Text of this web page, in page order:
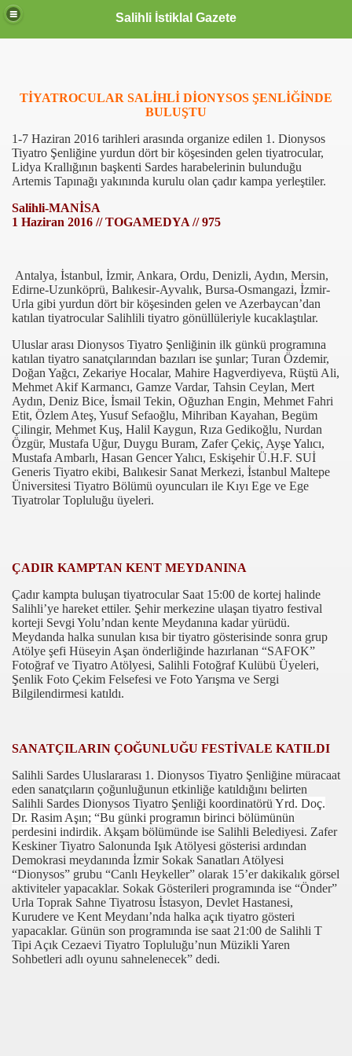
Salihli İstiklal Gazete
TİYATROCULAR SALİHLİ DİONYSOS ŞENLİĞİNDE
BULUŞTU
1-7 Haziran 2016 tarihleri arasında organize edilen 1. Dionysos
Tiyatro Şenliğine yurdun dört bir köşesinden gelen tiyatrocular,
Lidya Krallığının başkenti Sardes harabelerinin bulunduğu
Artemis Tapınağı yakınında kurulu olan çadır kampa yerleştiler.
Salihli-MANİSA
1 Haziran 2016 // TOGAMEDYA // 975
Antalya, İstanbul, İzmir, Ankara, Ordu, Denizli, Aydın, Mersin,
Edirne-Uzunköprü, Balıkesir-Ayvalık, Bursa-Osmangazi, İzmir-
Urla gibi yurdun dört bir köşesinden gelen ve Azerbaycan’dan
katılan tiyatrocular Salihlili tiyatro gönüllüleriyle kucaklaştılar.
Uluslar arası Dionysos Tiyatro Şenliğinin ilk günkü programına
katılan tiyatro sanatçılarından bazıları ise şunlar; Turan Özdemir,
Doğan Yağcı, Zekariye Hocalar, Mahire Hagverdiyeva, Rüştü Ali,
Mehmet Akif Karmancı, Gamze Vardar, Tahsin Ceylan, Mert
Aydın, Deniz Bice, İsmail Tekin, Oğuzhan Engin, Mehmet Fahri
Etit, Özlem Ateş, Yusuf Sefaoğlu, Mihriban Kayahan, Begüm
Çilingir, Mehmet Kuş, Halil Kaygun, Rıza Gedikoğlu, Nurdan
Özgür, Mustafa Uğur, Duygu Buram, Zafer Çekiç, Ayşe Yalıcı,
Mustafa Ambarlı, Hasan Gencer Yalıcı, Eskişehir Ü.H.F. SUİ
Generis Tiyatro ekibi, Balıkesir Sanat Merkezi, İstanbul Maltepe
Üniversitesi Tiyatro Bölümü oyuncuları ile Kıyı Ege ve Ege
Tiyatrolar Topluluğu üyeleri.
ÇADIR KAMPTAN KENT MEYDANINA
Çadır kampta buluşan tiyatrocular Saat 15:00 de kortej halinde
Salihli’ye hareket ettiler. Şehir merkezine ulaşan tiyatro festival
korteji Sevgi Yolu’ndan kente Meydanına kadar yürüdü.
Meydanda halka sunulan kısa bir tiyatro gösterisinde sonra grup
Atölye şefi Hüseyin Aşan önderliğinde hazırlanan “SAFOK”
Fotoğraf ve Tiyatro Atölyesi, Salihli Fotoğraf Kulübü Üyeleri,
Şenlik Foto Çekim Felsefesi ve Foto Yarışma ve Sergi
Bilgilendirmesi katıldı.
SANATÇILARIN ÇOĞUNLUĞU FESTİVALE KATILDI
Salihli Sardes Uluslararası 1. Dionysos Tiyatro Şenliğine müracaat
eden sanatçıların çoğunluğunun etkinliğe katıldığını belirten
Salihli Sardes Dionysos Tiyatro Şenliği koordinatörü Yrd. Doç.
Dr. Rasim Aşın; “Bu günki programın birinci bölümünün
perdesini indirdik. Akşam bölümünde ise Salihli Belediyesi. Zafer
Keskiner Tiyatro Salonunda Işık Atölyesi gösterisi ardından
Demokrasi meydanında İzmir Sokak Sanatları Atölyesi
“Dionysos” grubu “Canlı Heykeller” olarak 15’er dakikalık görsel
aktiviteler yapacaklar. Sokak Gösterileri programında ise “Önder”
Urla Toprak Sahne Tiyatrosu İstasyon, Devlet Hastanesi,
Kurudere ve Kent Meydanı’nda halka açık tiyatro gösteri
yapacaklar. Günün son programında ise saat 21:00 de Salihli T
Tipi Açık Cezaevi Tiyatro Topluluğu’nun Müzikli Yaren
Sohbetleri adlı oyunu sahnelenecek” dedi.
... 2304-2494
PASAPORT YENİLENMESİ
GELDİ